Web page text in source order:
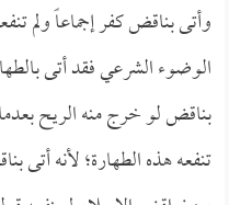
وأتى بناقض كفر إجماعاً ولم
الوضوء الشرعي فقد أتى
بناقض لو خرج منه الريح
تنفعه هذه الطهارة؛ لأنه